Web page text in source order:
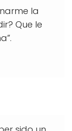
la
Que le